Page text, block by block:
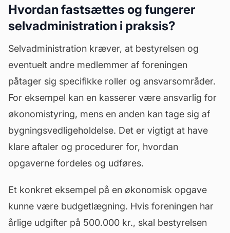
Hvordan fastsættes og fungerer
selvadministration i praksis?
Selvadministration kræver, at bestyrelsen og
eventuelt andre medlemmer af foreningen
påtager sig specifikke roller og ansvarsområder.
For eksempel kan en kasserer være ansvarlig for
økonomistyring, mens en anden kan tage sig af
bygningsvedligeholdelse. Det er vigtigt at have
klare aftaler og procedurer for, hvordan
opgaverne fordeles og udføres.
Et konkret eksempel på en økonomisk opgave
kunne være budgetlægning. Hvis foreningen har
årlige udgifter på 500.000 kr., skal bestyrelsen